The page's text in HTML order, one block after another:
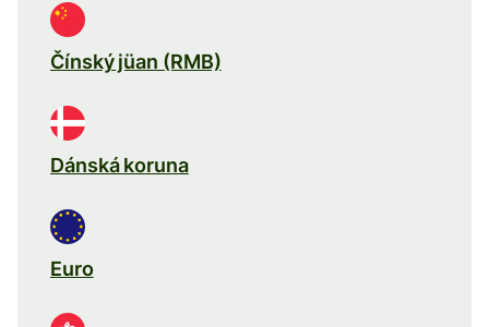
Čínský jüan (RMB)
Dánská koruna
Euro